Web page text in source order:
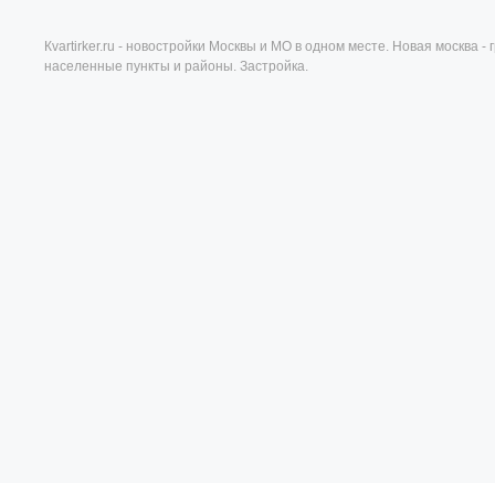
Кvartirker.ru - новостройки Москвы и МО в одном месте. Новая москва
населенные пункты и районы. Застройка.